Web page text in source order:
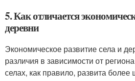
5. Как отличается
деревни
Экономическое развитие села и
различия в зависимости от
селах, как правило, развита более